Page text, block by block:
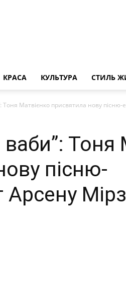
КРАСА КУЛЬТУРА СТИЛЬ
Тоня Матвієнко присвятила нову
ваби”: Тоня
пісню-